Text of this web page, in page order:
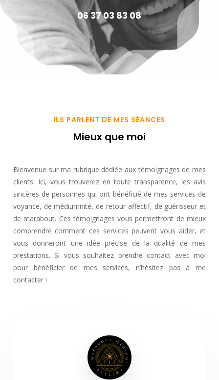
06 37 03 83 08
ILS PARLENT DE MES SÉANCES
Mieux que moi
Bienvenue sur ma rubrique dédiée aux témoignages de mes
clients. Ici, vous trouverez en toute transparence, les avis
sincères de personnes qui ont bénéficié de mes services de
voyance, de médiumnité, de retour affectif, de guérisseur et
de marabout. Ces témoignages vous permettront de mieux
comprendre comment ces services peuvent vous aider, et
vous donneront une idée précise de la qualité de mes
prestations. Si vous souhaitez prendre contact avec moi
pour bénéficier de mes services, n’hésitez pas à me
contacter !